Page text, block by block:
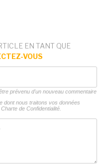
EN TANT QUE
VOUS
prévenu d'un nouveau commentaire
dont nous traitons vos données
Charte de Confidentialité.